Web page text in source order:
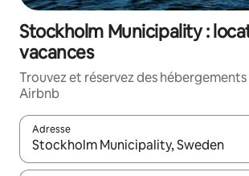
Stockholm Municipality :
vacances
Trouvez et réservez des hébergements
Airbnb
Adresse
Lorsque les résultats s'affichent, utilisez